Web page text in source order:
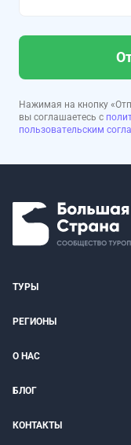
Нажимая на кнопку
вы соглашаетесь с
пользовательским
ТУРЫ
РЕГИОНЫ
О НАС
БЛОГ
КОНТАКТЫ